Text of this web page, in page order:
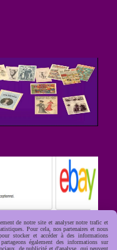
de notre site et analyser notre trafic et
Pour cela, nos partenaires et nous
stocker et accéder à des informations
également des informations sur
de publicité et d'analyse, qui peuvent